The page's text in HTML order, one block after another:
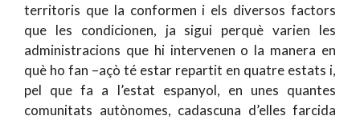
territoris que la conformen i els diversos factors
que les condicionen, ja sigui perquè varien les
administracions que hi intervenen o la manera en
què ho fan –açò té estar repartit en quatre estats i,
pel que fa a l’estat espanyol, en unes quantes
comunitats autònomes, cadascuna d’elles farcida